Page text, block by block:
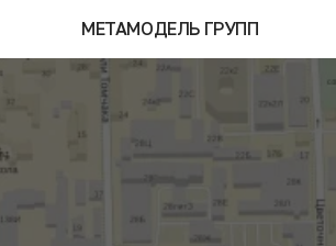
МЕТАМОДЕЛЬ ГРУПП